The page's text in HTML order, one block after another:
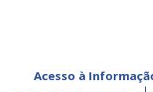
Acesso à